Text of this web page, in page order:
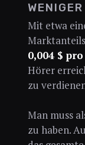
Mit etwa
0,004 $
Hörer
zu
Man muss
zu haben.